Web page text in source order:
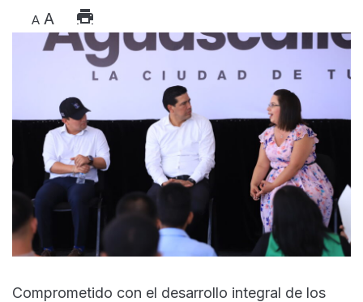
A A
Comprometido con el desarrollo integral de los